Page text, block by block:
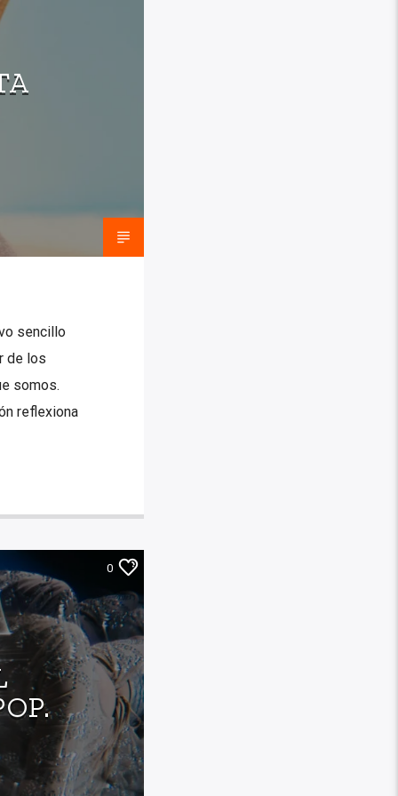
sencillo
de los
somos.
reflexiona
0